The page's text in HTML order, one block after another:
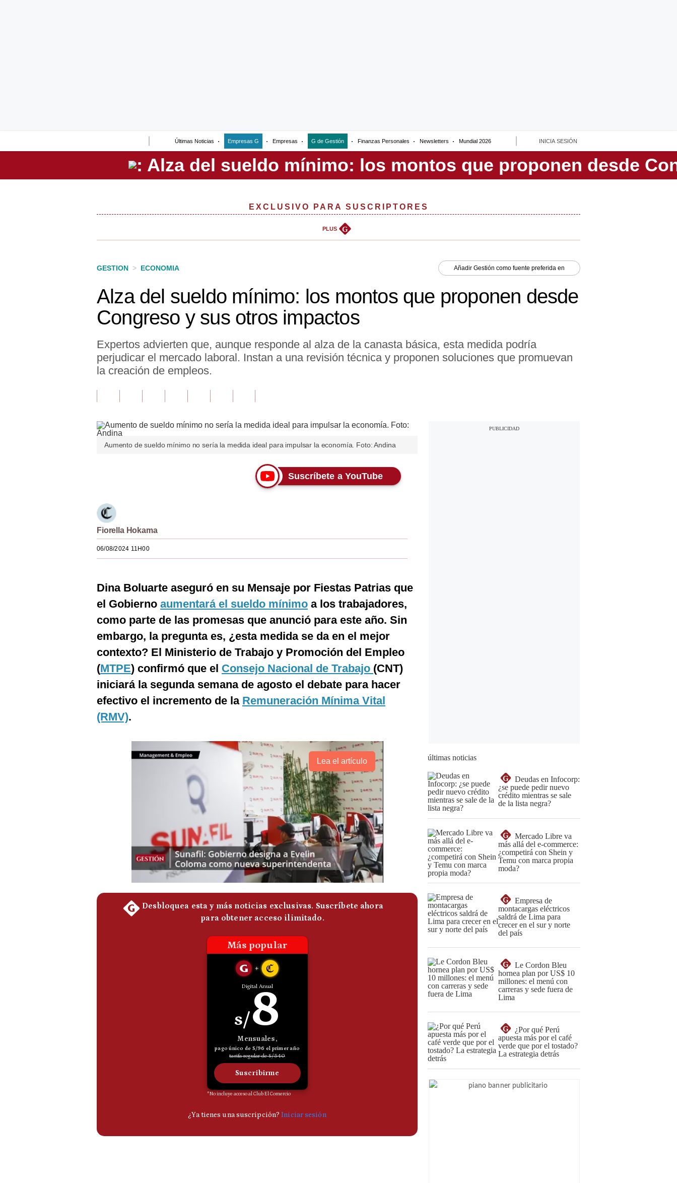
Últimas Noticias Empresas G Empresas G de Gestión Finanzas Personales Newsletters Mundial 2026 INICIA SESIÓN
Perú
EXCLUSIVO PARA SUSCRIPTORES
PLUS G
GESTION > ECONOMIA Añadir Gestión como fuente preferida en
Alza del sueldo mínimo: los montos que proponen desde
Congreso y sus otros impactos
Expertos advierten que, aunque responde al alza de la canasta básica, esta medida podría
perjudicar el mercado laboral. Instan a una revisión técnica y proponen soluciones que promuevan
la creación de empleos.
Aumento de sueldo mínimo no sería la medida ideal para impulsar la economía. Foto: Andina
Suscríbete a YouTube
Fiorella Hokama
06/08/2024 11H00
Dina Boluarte aseguró en su Mensaje por Fiestas Patrias que
el Gobierno aumentará el sueldo mínimo a los trabajadores,
como parte de las promesas que anunció para este año. Sin
embargo, la pregunta es, ¿esta medida se da en el mejor
contexto? El Ministerio de Trabajo y Promoción del Empleo
(MTPE) confirmó que el Consejo Nacional de Trabajo (CNT)
iniciará la segunda semana de agosto el debate para hacer
efectivo el incremento de la Remuneración Mínima Vital
(RMV).
Lea el artículo últimas noticias
G
Deudas en Infocorp:
¿se puede pedir nuevo
crédito mientras se sale
de la lista negra?
G
Mercado Libre va
más allá del e-commerce:
¿competirá con Shein y
Temu con marca propia
moda?
G
Empresa de
montacargas eléctricos
saldrá de Lima para
crecer en el sur y norte
del país
G
Le Cordon Bleu
hornea plan por US$ 10
millones: el menú con
carreras y sede fuera de
Lima
G
¿Por qué Perú
apuesta más por el café
verde que por el tostado?
La estrategia detrás